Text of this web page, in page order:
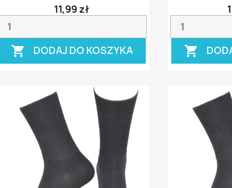
11,99 zł
 DODAJ DO KOSZYKA 